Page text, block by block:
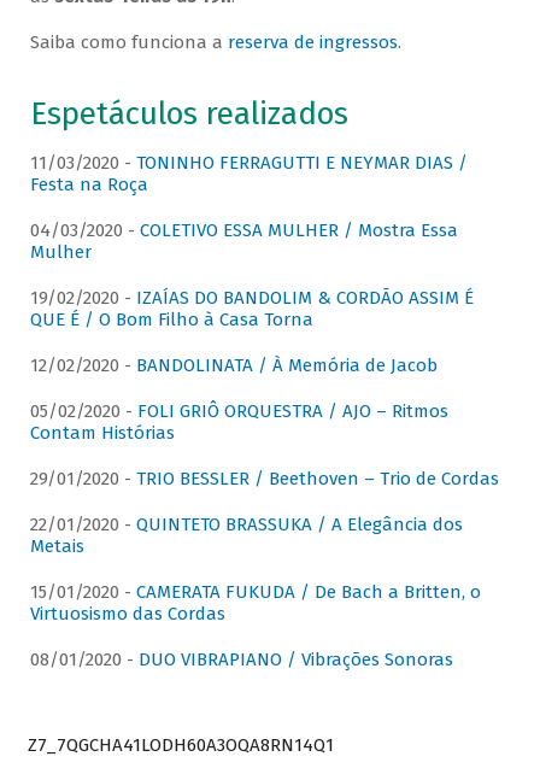
Saiba como funciona a reserva de ingressos.
Espetáculos realizados
11/03/2020 - TONINHO FERRAGUTTI E NEYMAR DIAS /
Festa na Roça
04/03/2020 - COLETIVO ESSA MULHER / Mostra Essa
Mulher
19/02/2020 - IZAÍAS DO BANDOLIM & CORDÃO ASSIM É
QUE É / O Bom Filho à Casa Torna
12/02/2020 - BANDOLINATA / À Memória de Jacob
05/02/2020 - FOLI GRIÔ ORQUESTRA / AJO – Ritmos
Contam Histórias
29/01/2020 - TRIO BESSLER / Beethoven – Trio de Cordas
22/01/2020 - QUINTETO BRASSUKA / A Elegância dos
Metais
15/01/2020 - CAMERATA FUKUDA / De Bach a Britten, o
Virtuosismo das Cordas
08/01/2020 - DUO VIBRAPIANO / Vibrações Sonoras
Z7_7QGCHA41LODH60A3OQA8RN14Q1